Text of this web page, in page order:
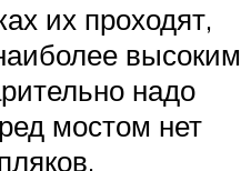
их проходят,
высоким
надо
мостом нет